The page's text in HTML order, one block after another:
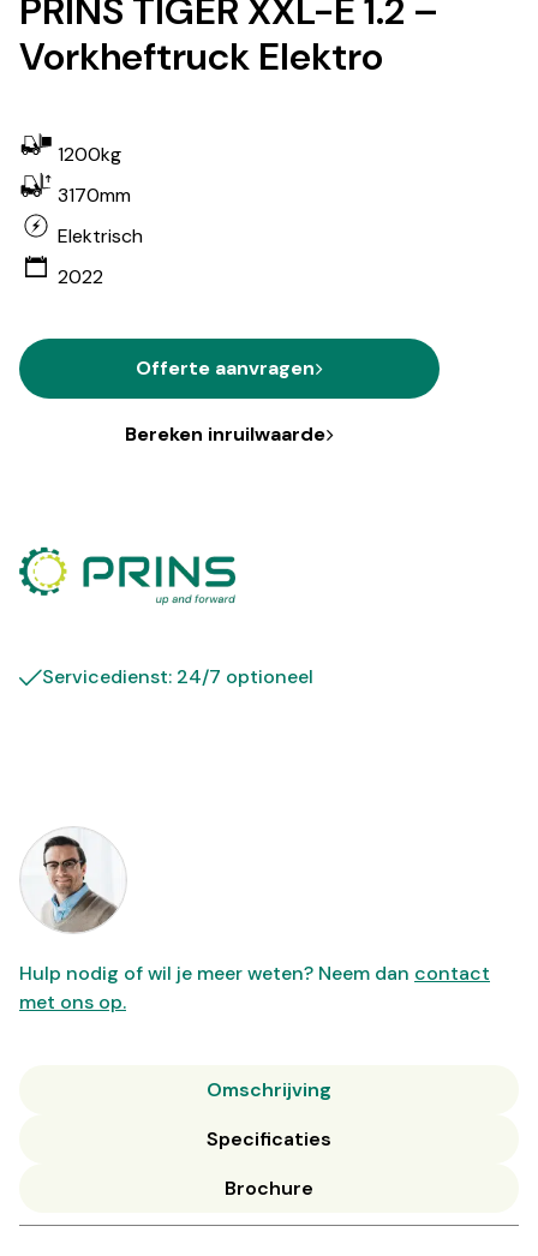
PRINS TIGER XXL-E 1.2 –
Vorkheftruck Elektro
1200kg
3170mm
Elektrisch
2022
Offerte aanvragen
Bereken inruilwaarde
Servicedienst: 24/7 optioneel
Hulp nodig of wil je meer weten? Neem dan contact
met ons op.
Omschrijving
Specificaties
Brochure